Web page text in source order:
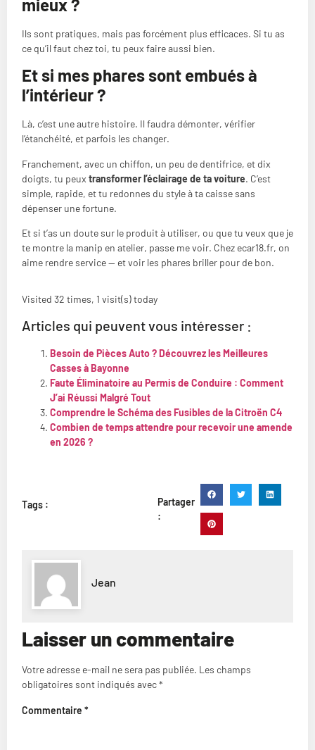
mieux ?
Ils sont pratiques, mais pas forcément plus efficaces. Si tu as
ce qu’il faut chez toi, tu peux faire aussi bien.
Et si mes phares sont embués à
l’intérieur ?
Là, c’est une autre histoire. Il faudra démonter, vérifier
l’étanchéité, et parfois les changer.
Franchement, avec un chiffon, un peu de dentifrice, et dix
doigts, tu peux transformer l’éclairage de ta voiture. C’est
simple, rapide, et tu redonnes du style à ta caisse sans
dépenser une fortune.
Et si t’as un doute sur le produit à utiliser, ou que tu veux que je
te montre la manip en atelier, passe me voir. Chez ecar18.fr, on
aime rendre service — et voir les phares briller pour de bon.
Visited 32 times, 1 visit(s) today
Articles qui peuvent vous intéresser :
Besoin de Pièces Auto ? Découvrez les Meilleures
Casses à Bayonne
Faute Éliminatoire au Permis de Conduire : Comment
J’ai Réussi Malgré Tout
Comprendre le Schéma des Fusibles de la Citroën C4
Combien de temps attendre pour recevoir une amende
en 2026 ?
Tags :
Partager
:
Jean
Laisser un commentaire
Votre adresse e-mail ne sera pas publiée. Les champs
obligatoires sont indiqués avec*
Commentaire *